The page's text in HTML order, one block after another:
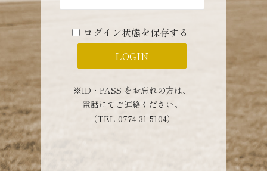
ログイン状態を保存する
※ID・PASS をお忘れの方は、
電話にてご連絡ください。
（TEL 0774-31-5104）